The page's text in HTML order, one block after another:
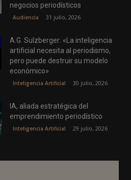
negocios periodísticos
Audiencia 31 julio, 2026
A.G. Sulzberger: «La inteligencia
artificial necesita al periodismo,
pero puede destruir su modelo
económico»
Inteligencia Artificial 30 julio, 2026
IA, aliada estratégica del
emprendimiento periodístico
Inteligencia Artificial 29 julio, 2026